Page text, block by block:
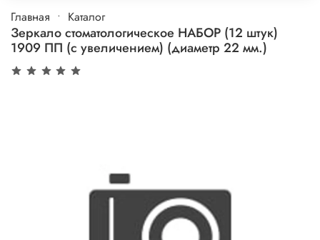
Главная Каталог
Зеркало стоматологическое НАБОР (12 штук)
1909 ПП (с увеличением) (диаметр 22 мм.)